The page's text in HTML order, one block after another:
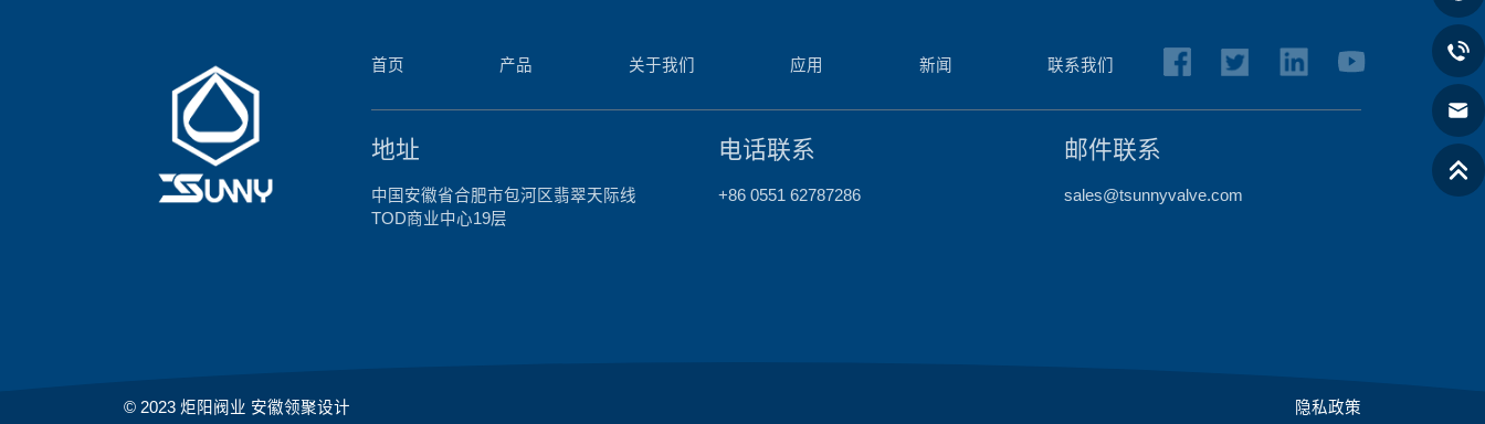
首页 产品 关于我们 应用 新闻 联系我们
地址
中国安徽省合肥市包河区翡翠天际线
TOD商业中心19层
电话联系
+86 0551 62787286
邮件联系
sales@tsunnyvalve.com
© 2023 炬阳阀业 安徽领聚设计 隐私政策